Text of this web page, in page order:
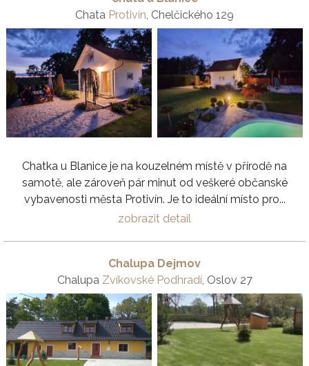
Chata Protivín , Chelčického 129
Chatka u Blanice je na kouzelném místě v přírodě na
samotě, ale zároveň pár minut od veškeré občanské
vybavenosti města Protivín. Je to ideální místo pro...
zobrazit detail
Chalupa Dejmov
Chalupa Zvíkovské Podhradí, Oslov 27